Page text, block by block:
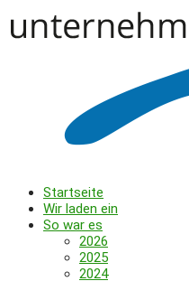
Startseite
Wir laden ein
So war es
2026
2025
2024